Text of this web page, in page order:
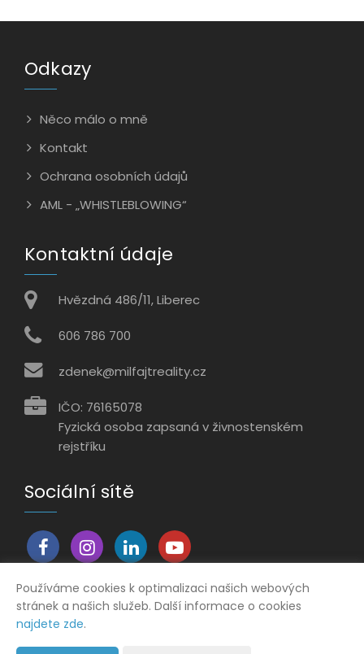
Odkazy
Něco málo o mně
Kontakt
Ochrana osobních údajů
AML - „WHISTLEBLOWING“
Kontaktní údaje
Hvězdná 486/11, Liberec
606 786 700
zdenek@milfajtreality.cz
IČO: 76165078
Fyzická osoba zapsaná v živnostenském
rejstříku
Sociální sítě
Vytvořeno v systému
Používáme cookies k optimalizaci našich webových
stránek a našich služeb. Další informace o cookies
najdete zde.